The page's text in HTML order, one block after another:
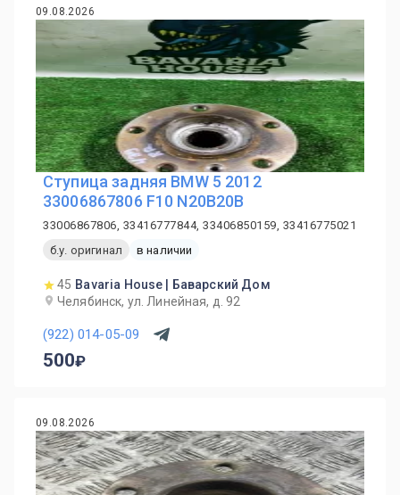
09.08.2026
Ступица задняя BMW 5 2012
33006867806 F10 N20B20B
33006867806, 33416777844, 33406850159, 33416775021
б.у. оригинал
в наличии
45 Bavaria House | Баварский Дом
Челябинск, ул. Линейная, д. 92
(922) 014-05-09
500
09.08.2026